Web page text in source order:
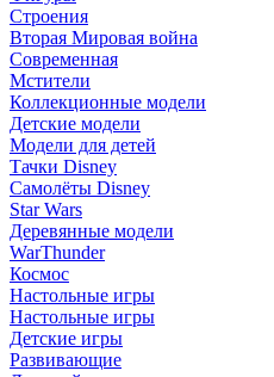
Строения
Вторая Мировая война
Современная
Мстители
Коллекционные модели
Детские модели
Модели для детей
Тачки Disney
Самолёты Disney
Star Wars
Деревянные модели
WarThunder
Космос
Настольные игры
Настольные игры
Детские игры
Развивающие